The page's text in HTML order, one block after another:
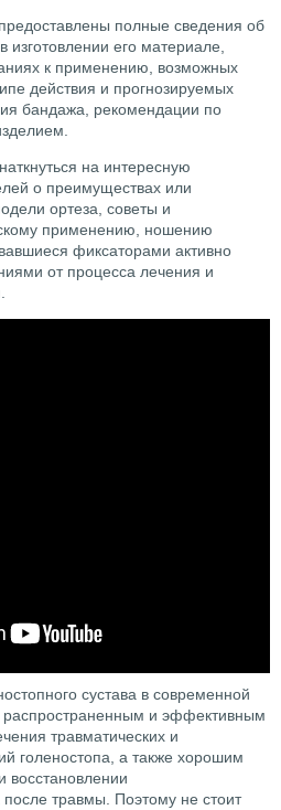
полные сведения об
его материале,
к применению, возможных
действия и прогнозируемых
бандажа, рекомендации по
на интересную
о преимуществах или
ортеза, советы и
применению, ношению
фиксаторами активно
от процесса лечения и
сустава в современной
и эффективным
травматических и
голеностопа, а также хорошим
восстановлении
после травмы. Поэтому не стоит